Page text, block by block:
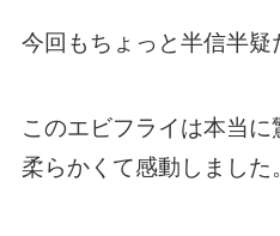
今回もちょっと半信半疑
このエビフライは本当
柔らかくて感動しました